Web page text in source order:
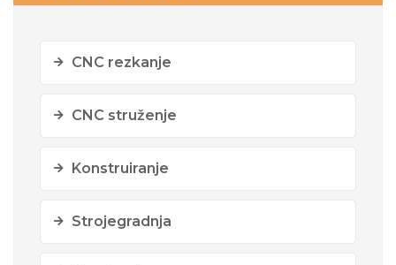
CNC rezkanje
CNC struženje
Konstruiranje
Strojegradnja